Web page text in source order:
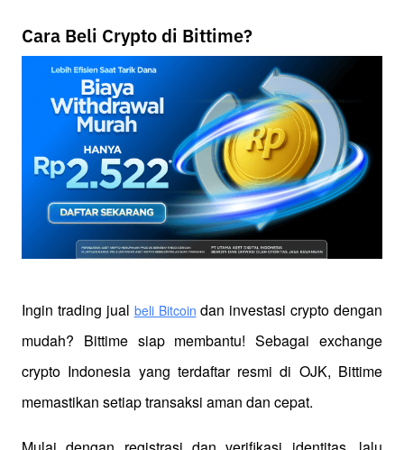
Cara Beli Crypto di Bittime?
Ingin trading jual beli Bitcoin dan investasi crypto dengan
mudah? Bittime siap membantu! Sebagai exchange
crypto Indonesia yang terdaftar resmi di OJK, Bittime
memastikan setiap transaksi aman dan cepat.